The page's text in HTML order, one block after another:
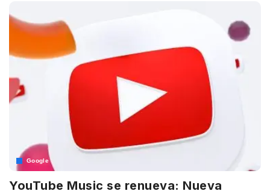
Google
YouTube Music se renueva: Nueva